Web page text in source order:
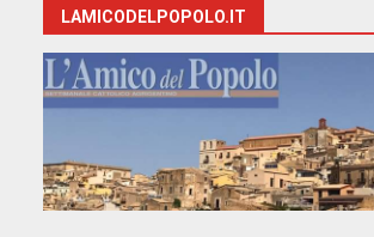
LAMICODELPOPOLO.IT